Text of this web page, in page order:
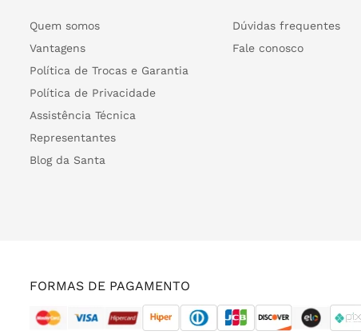
Quem somos
Vantagens
Política de Trocas e Garantia
Política de Privacidade
Assistência Técnica
Representantes
Blog da Santa
Dúvidas frequentes
Fale conosco
FORMAS DE PAGAMENTO